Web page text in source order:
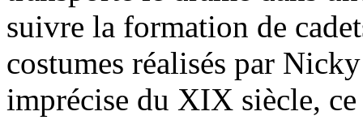
suivre la formation de
costumes réalisés par
imprécise du XIX siècle,